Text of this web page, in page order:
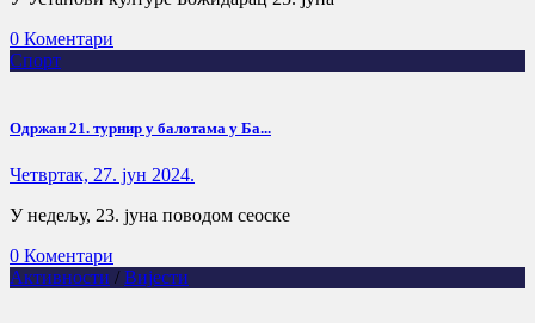
0 Коментари
Спорт
Одржан 21. турнир у балотама у Ба...
Четвртак, 27. јун 2024.
У недељу, 23. јуна поводом сеоске
0 Коментари
Активности / Вијести